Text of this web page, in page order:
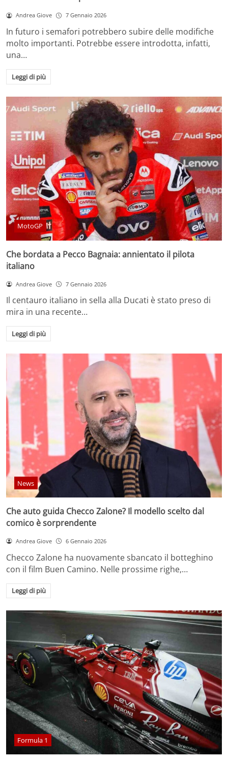
Andrea Giove 7 Gennaio 2026
In futuro i semafori potrebbero subire delle modifiche
molto importanti. Potrebbe essere introdotta, infatti,
una…
Leggi di più
MotoGP
Che bordata a Pecco Bagnaia: annientato il pilota
italiano
Andrea Giove 7 Gennaio 2026
Il centauro italiano in sella alla Ducati è stato preso di
mira in una recente…
Leggi di più
News
Che auto guida Checco Zalone? Il modello scelto dal
comico è sorprendente
Andrea Giove 6 Gennaio 2026
Checco Zalone ha nuovamente sbancato il botteghino
con il film Buen Camino. Nelle prossime righe,…
Leggi di più
Formula 1